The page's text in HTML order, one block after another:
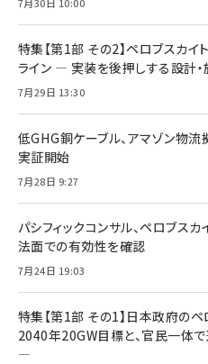
特集【第1部 その2】ペロブスカ
ライン ― 実装を後押しする設計
7月29日 13:30
低GHG銅ケーブル、アマゾン物
実証開始
7月28日 9:27
パシフィックコンサル、ペロブス
法面での有効性を確認
7月24日 19:03
特集【第1部 その1】日本政府の
2040年20GW目標と、官民一体
―